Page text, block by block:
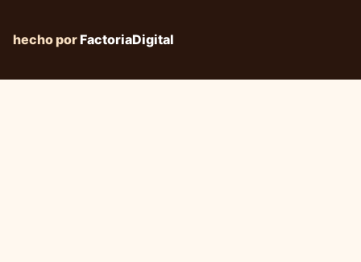
hecho porFactoriaDigital